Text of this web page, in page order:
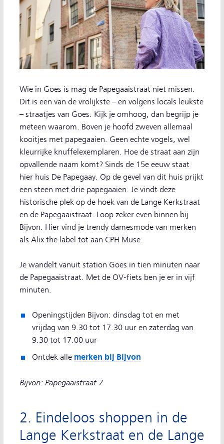
Wie in Goes is mag de Papegaaistraat niet missen.
Dit is een van de vrolijkste – en volgens locals leukste
– straatjes van Goes. Kijk je omhoog, dan begrijp je
meteen waarom. Boven je hoofd zweven allemaal
kooitjes met papegaaien. Geen echte vogels, wel
kleurrijke knuffelexemplaren. Hoe de straat aan zijn
opvallende naam komt? Sinds de 15e eeuw staat
hier huis De Papegaay. Op de gevel van dit huis prijkt
een steen met drie papegaaien. Je vindt deze
historische plek op de hoek van de Lange Kerkstraat
en de Papegaaistraat. Loop zeker even binnen bij
Bijvon. Hier vind je trendy damesmode van merken
als Alix the label tot aan CPH Muse.
Je wandelt vanuit station Goes in tien minuten naar
de Papegaaistraat. Met de OV-fiets ben je er in vijf
minuten.
Openingstijden Bijvon: dinsdag tot en met
vrijdag van 9.30 tot 17.30 uur en zaterdag van
9.30 tot 17.00 uur
Ontdek alle merken bij Bijvon
Bijvon: Papegaaistraat 7
2. Eindeloos shoppen in de
Lange Kerkstraat en de Lange